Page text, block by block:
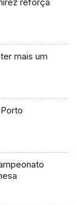
mais um